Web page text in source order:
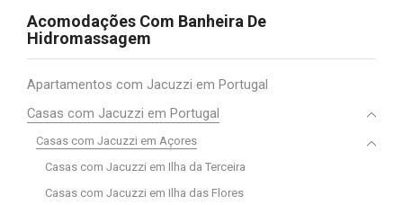
Acomodações Com Banheira De
Hidromassagem
Apartamentos com Jacuzzi em Portugal
Casas com Jacuzzi em Portugal
Casas com Jacuzzi em Açores
Casas com Jacuzzi em Ilha da Terceira
Casas com Jacuzzi em Ilha das Flores